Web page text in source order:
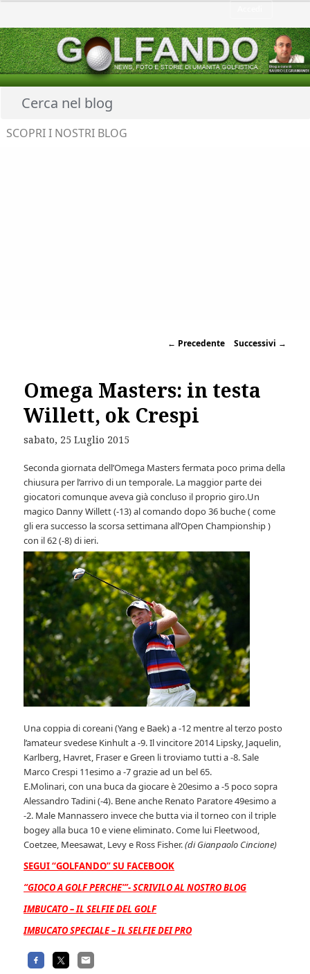
← Precedente Successivi →
Omega Masters: in testa
Willett, ok Crespi
sabato, 25 Luglio 2015
Seconda giornata dell’Omega Masters fermata poco prima della
chiusura per l’arrivo di un temporale. La maggior parte dei
giocatori comunque aveva già concluso il proprio giro.Un
magico Danny Willett (-13) al comando dopo 36 buche ( come
gli era successo la scorsa settimana all’Open Championship )
con il 62 (-8) di ieri.
Una coppia di coreani (Yang e Baek) a -12 mentre al terzo posto
l’amateur svedese Kinhult a -9. Il vincitore 2014 Lipsky, Jaquelin,
Karlberg, Havret, Fraser e Green li troviamo tutti a -8. Sale
Marco Crespi 11esimo a -7 grazie ad un bel 65.
E.Molinari, con una buca da giocare è 20esimo a -5 poco sopra
Alessandro Tadini (-4). Bene anche Renato Paratore 49esimo a
-2. Male Mannassero invece che butta via il torneo con il triple
bogey alla buca 10 e viene eliminato.Come lui Fleetwood,
Coetzee, Meesawat, Levy e Ross Fisher.(di Gianpaolo Cincione)
SEGUI “GOLFANDO” SU FACEBOOK
“GIOCO A GOLF PERCHE'”- SCRIVILO AL NOSTRO BLOG
IMBUCATO – IL SELFIE DEL GOLF
IMBUCATO SPECIALE – IL SELFIE DEI PRO